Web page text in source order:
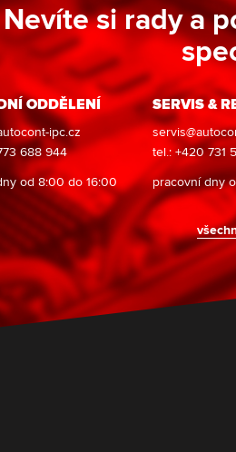
Nevíte si rady a
ODDĚLENÍ
ipc.cz
688 944
od 8:00 do 16:00
SERVIS &
tel.: +420 731
pracovní dny